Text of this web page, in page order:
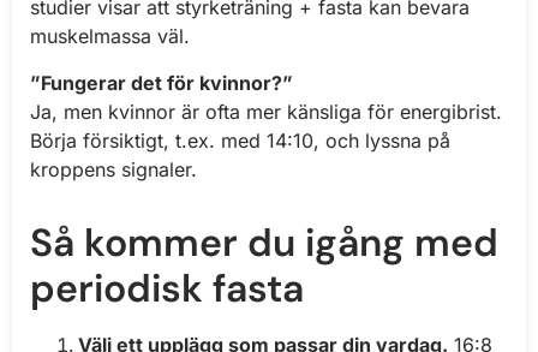
studier visar att styrketräning + fasta kan bevara
muskelmassa väl.
”Fungerar det för kvinnor?”
Ja, men kvinnor är ofta mer känsliga för energibrist.
Börja försiktigt, t.ex. med 14:10, och lyssna på
kroppens signaler.
Så kommer du igång med
periodisk fasta
Välj ett upplägg som passar din vardag. 16:8